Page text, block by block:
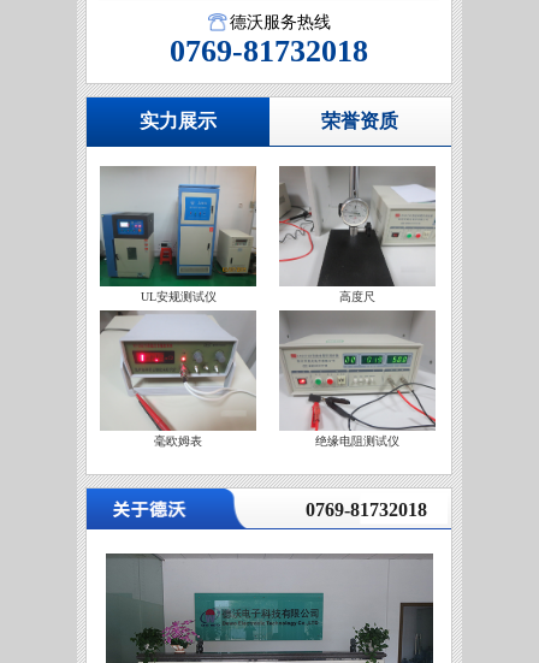
德沃服务热线
0769-81732018
实力展示 荣誉资质
UL安规测试仪 高度尺
毫欧姆表 绝缘电阻测试仪
0769-81732018